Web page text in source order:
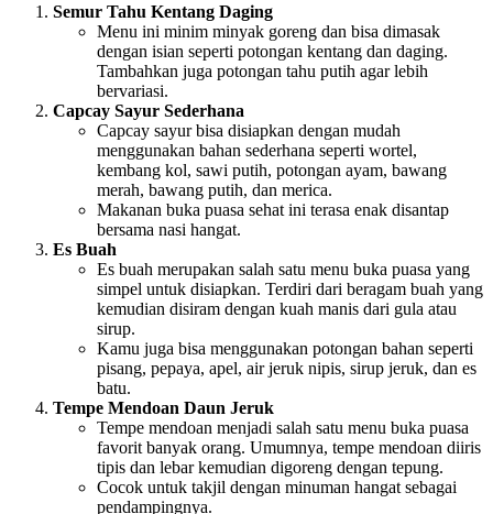
Semur Tahu Kentang Daging
Menu ini minim minyak goreng dan bisa dimasak
dengan isian seperti potongan kentang dan daging.
Tambahkan juga potongan tahu putih agar lebih
bervariasi.
Capcay Sayur Sederhana
Capcay sayur bisa disiapkan dengan mudah
menggunakan bahan sederhana seperti wortel,
kembang kol, sawi putih, potongan ayam, bawang
merah, bawang putih, dan merica.
Makanan buka puasa sehat ini terasa enak disantap
bersama nasi hangat.
Es Buah
Es buah merupakan salah satu menu buka puasa yang
simpel untuk disiapkan. Terdiri dari beragam buah yang
kemudian disiram dengan kuah manis dari gula atau
sirup.
Kamu juga bisa menggunakan potongan bahan seperti
pisang, pepaya, apel, air jeruk nipis, sirup jeruk, dan es
batu.
Tempe Mendoan Daun Jeruk
Tempe mendoan menjadi salah satu menu buka puasa
favorit banyak orang. Umumnya, tempe mendoan diiris
tipis dan lebar kemudian digoreng dengan tepung.
Cocok untuk takjil dengan minuman hangat sebagai
pendampingnya.